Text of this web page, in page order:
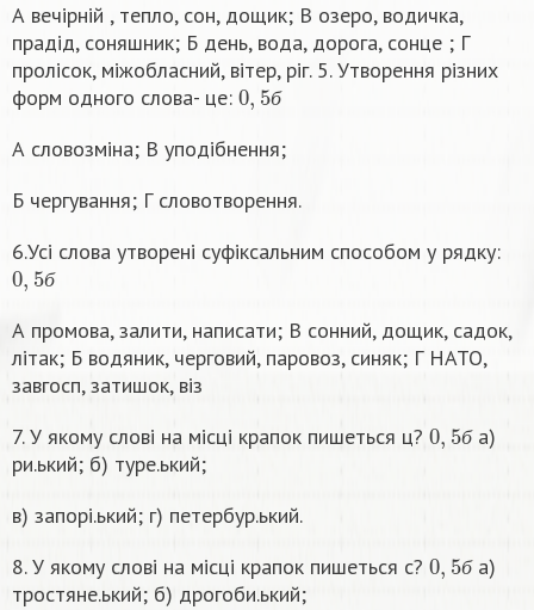
А вечірній , тепло, сон, дощик; В озеро, водичка,
прадід, соняшник; Б день, вода, дорога, сонце ; Г
пролісок, міжобласний, вітер, ріг. 5. Утворення різних
форм одного слова- це:
б
0,5б
А словозміна; В уподібнення;
Б чергування; Г словотворення.
6.Усі слова утворені суфіксальним способом у рядку:
б
0,5б
А промова, залити, написати; В сонний, дощик, садок,
літак; Б водяник, черговий, паровоз, синяк; Г НАТО,
завгосп, затишок, віз
7. У якому слові на місці крапок пишеться ц?
б
0 5ба)
ри.ький; б) туре.ький;
в) запорі.ький; г) петербур.ький.
8. У якому слові на місці крапок пишеться с?
б
0 5ба)
тростяне.ький; б) дрогоби.ький;